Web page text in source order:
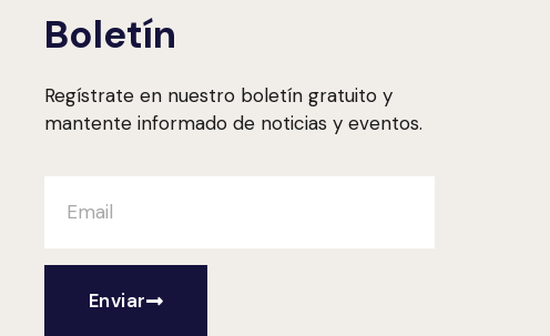
Boletín
Regístrate en nuestro boletín gratuito y
mantente informado de noticias y eventos.
Enviar